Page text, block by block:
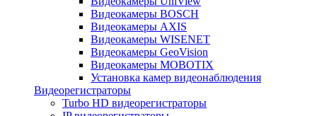
Видеокамеры BOSCH
Видеокамеры AXIS
Видеокамеры WISENET
Видеокамеры GeoVision
Видеокамеры MOBOTIX
Установка камер видеонаблюдения
Видеорегистраторы
Turbo HD видеорегистраторы